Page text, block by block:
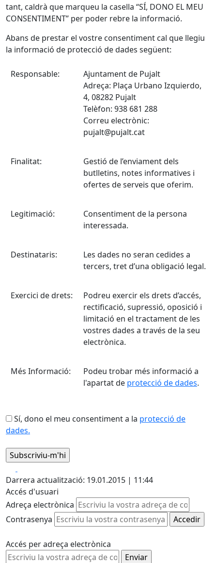
tant, caldrà que marqueu la casella “SÍ, DONO EL MEU
CONSENTIMENT” per poder rebre la informació.
Abans de prestar el vostre consentiment cal que llegiu
la informació de protecció de dades següent:
Responsable:
Ajuntament de Pujalt
Adreça: Plaça Urbano Izquierdo,
4, 08282 Pujalt
Telèfon: 938 681 288
Correu electrònic:
pujalt@pujalt.cat
Finalitat:
Gestió de l’enviament dels
butlletins, notes informatives i
ofertes de serveis que oferim.
Legitimació:
Consentiment de la persona
interessada.
Destinataris:
Les dades no seran cedides a
tercers, tret d’una obligació legal.
Exercici de drets:
Podreu exercir els drets d’accés,
rectificació, supressió, oposició i
limitació en el tractament de les
vostres dades a través de la seu
electrònica.
Més Informació:
Podeu trobar més informació a
l'apartat de protecció de dades.
Sí, dono el meu consentiment a la protecció de
dades.
Darrera actualització: 19.01.2015 | 11:44
Accés d'usuari
Adreça electrònica
Contrasenya
Accés per adreça electrònica